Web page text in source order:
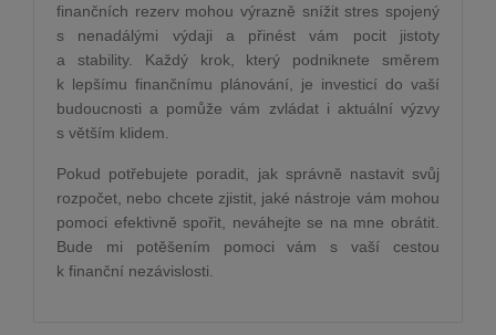
finančních rezerv mohou výrazně snížit stres spojený
s nenadálými výdaji a přinést vám pocit jistoty
a stability. Každý krok, který podniknete směrem
k lepšímu finančnímu plánování, je investicí do vaší
budoucnosti a pomůže vám zvládat i aktuální výzvy
s větším klidem.
Pokud potřebujete poradit, jak správně nastavit svůj
rozpočet, nebo chcete zjistit, jaké nástroje vám mohou
pomoci efektivně spořit, neváhejte se na mne obrátit.
Bude mi potěšením pomoci vám s vaší cestou
k finanční nezávislosti.